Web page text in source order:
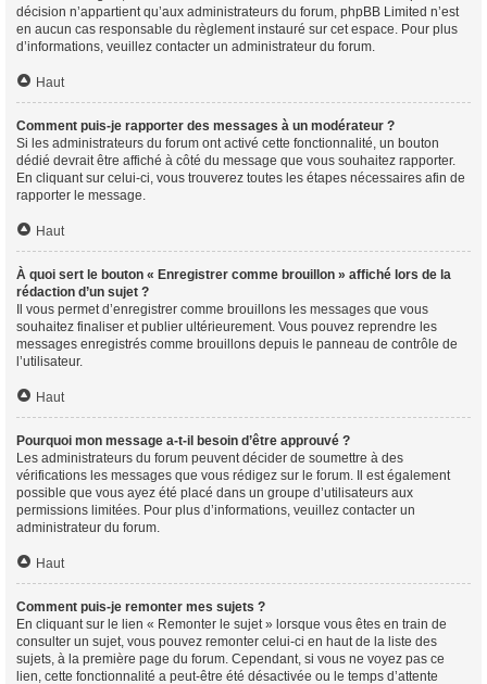
décision n’appartient qu’aux administrateurs du forum, phpBB Limited n’est
en aucun cas responsable du règlement instauré sur cet espace. Pour plus
d’informations, veuillez contacter un administrateur du forum.
Haut
Comment puis-je rapporter des messages à un modérateur ?
Si les administrateurs du forum ont activé cette fonctionnalité, un bouton
dédié devrait être affiché à côté du message que vous souhaitez rapporter.
En cliquant sur celui-ci, vous trouverez toutes les étapes nécessaires afin de
rapporter le message.
Haut
À quoi sert le bouton « Enregistrer comme brouillon » affiché lors de la
rédaction d’un sujet ?
Il vous permet d’enregistrer comme brouillons les messages que vous
souhaitez finaliser et publier ultérieurement. Vous pouvez reprendre les
messages enregistrés comme brouillons depuis le panneau de contrôle de
l’utilisateur.
Haut
Pourquoi mon message a-t-il besoin d’être approuvé ?
Les administrateurs du forum peuvent décider de soumettre à des
vérifications les messages que vous rédigez sur le forum. Il est également
possible que vous ayez été placé dans un groupe d’utilisateurs aux
permissions limitées. Pour plus d’informations, veuillez contacter un
administrateur du forum.
Haut
Comment puis-je remonter mes sujets ?
En cliquant sur le lien « Remonter le sujet » lorsque vous êtes en train de
consulter un sujet, vous pouvez remonter celui-ci en haut de la liste des
sujets, à la première page du forum. Cependant, si vous ne voyez pas ce
lien, cette fonctionnalité a peut-être été désactivée ou le temps d’attente